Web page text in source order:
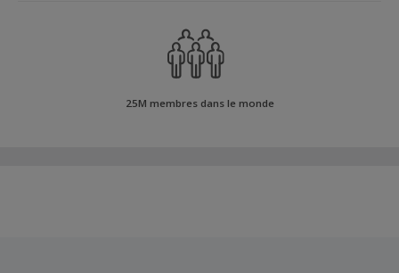
25M membres dans le monde